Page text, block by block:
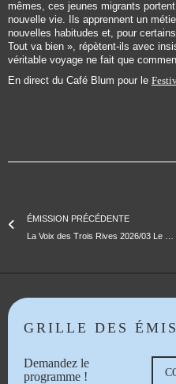
mêmes, ces jeunes migrants portent
nouvelle vie. Ils apprennent un
nouvelles habitudes et, pour
Tout va bien », répètent-ils avec
véritable voyage ne fait que
En direct du Café Blum pour le
ÉMISSION PRÉCÉDENTE
GRILLE DES
Demandez le
programme !